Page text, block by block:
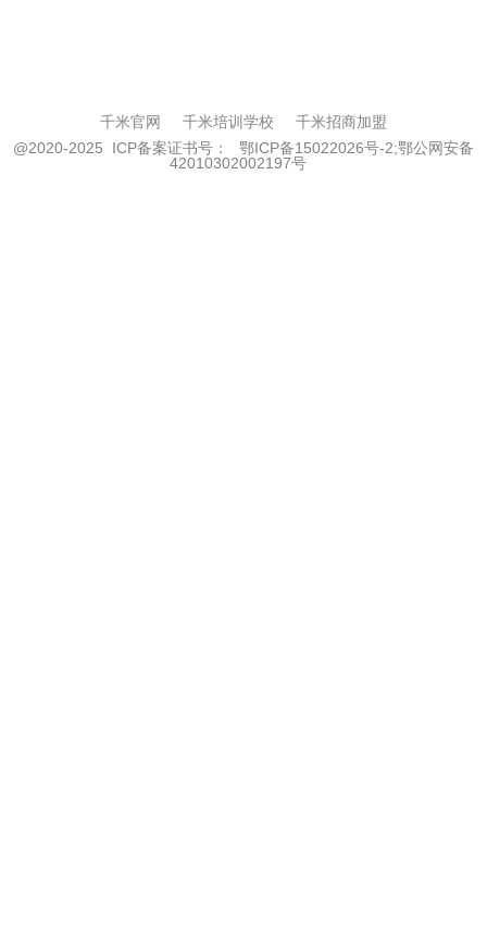
千米官网 千米培训学校
千米招商加盟
@2020-2025 ICP备案证书号：
鄂ICP备15022026号-2;鄂公网安备
42010302002197号